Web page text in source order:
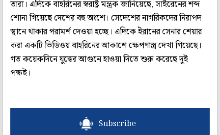
তারা। এদিকে বাহরিনের স্বরাষ্ট্র মন্ত্রক জানিয়েছে, সাইরেনের শব্দ
শোনা গিয়েছে দেশের বহু অংশে। সেদেশের নাগরিকদের নিরাপদ
স্থানে থাকার পরামর্শ দেওয়া হচ্ছে। এদিকে ইরানের সেনার শেয়ার
করা একটি ভিডিওয় বাহরিনের আকাশে ক্ষেপণাস্ত্র দেখা গিয়েছে।
গত কয়েকদিনে যুদ্ধের আগুনে হাওয়া দিতে শুরু করেছে দুই
পক্ষই।
Subscribe